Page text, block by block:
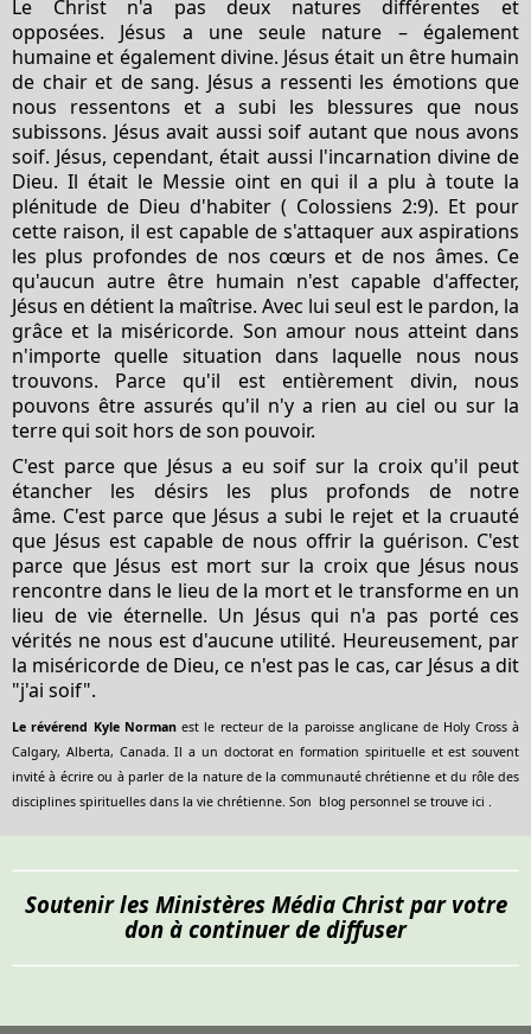
Le Christ n'a pas deux natures différentes et
opposées. Jésus a une seule nature – également
humaine et également divine. Jésus était un être humain
de chair et de sang. Jésus a ressenti les émotions que
nous ressentons et a subi les blessures que nous
subissons. Jésus avait aussi soif autant que nous avons
soif. Jésus, cependant, était aussi l'incarnation divine de
Dieu. Il était le Messie oint en qui il a plu à toute la
plénitude de Dieu d'habiter ( Colossiens 2:9). Et pour
cette raison, il est capable de s'attaquer aux aspirations
les plus profondes de nos cœurs et de nos âmes. Ce
qu'aucun autre être humain n'est capable d'affecter,
Jésus en détient la maîtrise. Avec lui seul est le pardon, la
grâce et la miséricorde. Son amour nous atteint dans
n'importe quelle situation dans laquelle nous nous
trouvons. Parce qu'il est entièrement divin, nous
pouvons être assurés qu'il n'y a rien au ciel ou sur la
terre qui soit hors de son pouvoir.
C'est parce que Jésus a eu soif sur la croix qu'il peut
étancher les désirs les plus profonds de notre
âme. C'est parce que Jésus a subi le rejet et la cruauté
que Jésus est capable de nous offrir la guérison. C'est
parce que Jésus est mort sur la croix que Jésus nous
rencontre dans le lieu de la mort et le transforme en un
lieu de vie éternelle. Un Jésus qui n'a pas porté ces
vérités ne nous est d'aucune utilité. Heureusement, par
la miséricorde de Dieu, ce n'est pas le cas, car Jésus a dit
"j'ai soif".
Le révérend Kyle Normanest le recteur de la paroisse anglicane de Holy Cross à
Calgary, Alberta, Canada. Il a un doctorat en formation spirituelle et est souvent
invité à écrire ou à parler de la nature de la communauté chrétienne et du rôle des
disciplines spirituelles dans la vie chrétienne. Son blog personnel se trouve ici
Soutenir les Ministères Média Christ par votre
don à continuer de diffuser